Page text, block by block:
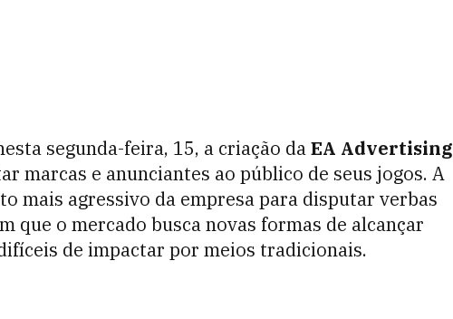
segunda-feira, 15, a criação daEA Advertising
marcas e anunciantes ao público de seus jogos. A
mais agressivo da empresa para disputar verbas
que o mercado busca novas formas de alcançar
de impactar por meios tradicionais.